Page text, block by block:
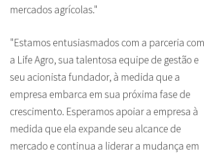
mercados agrícolas."
"Estamos entusiasmados com a parceria com
a Life Agro, sua talentosa equipe de gestão e
seu acionista fundador, à medida que a
empresa embarca em sua próxima fase de
crescimento. Esperamos apoiar a empresa à
medida que ela expande seu alcance de
mercado e continua a liderar a mudança em